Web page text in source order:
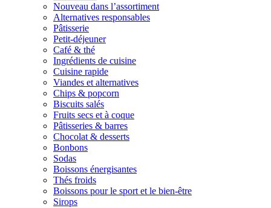
Nouveau dans l’assortiment
Alternatives responsables
Pâtisserie
Petit-déjeuner
Café & thé
Ingrédients de cuisine
Cuisine rapide
Viandes et alternatives
Chips & popcorn
Biscuits salés
Fruits secs et à coque
Pâtisseries & barres
Chocolat & desserts
Bonbons
Sodas
Boissons énergisantes
Thés froids
Boissons pour le sport et le bien-être
Sirops